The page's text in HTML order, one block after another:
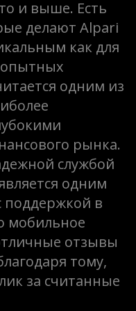
и выше. Есть
делают Alpari
как для
одним из
рынка.
службой
одним
поддержкой в
мобильное
отзывы
тому,
за считанные